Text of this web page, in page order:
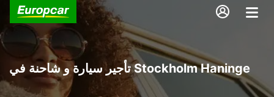
تأجير سيارة و شاحنة في Stockholm Haninge